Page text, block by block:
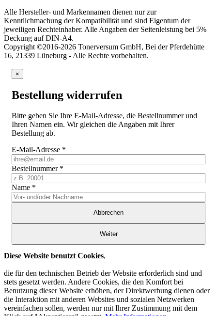
Alle Hersteller- und Markennamen dienen nur zur
Kenntlichmachung der Kompatibilität und sind Eigentum der
jeweiligen Rechteinhaber. Alle Angaben der Seitenleistung bei 5%
Deckung auf DIN-A4.
Copyright ©2016-2026 Tonerversum GmbH, Bei der Pferdehütte
16, 21339 Lüneburg - Alle Rechte vorbehalten.
×
Bestellung widerrufen
Bitte geben Sie Ihre E-Mail-Adresse, die Bestellnummer und
Ihren Namen ein. Wir gleichen die Angaben mit Ihrer
Bestellung ab.
E-Mail-Adresse *
Bestellnummer *
Name *
Abbrechen
Weiter
Diese Website benutzt Cookies,
die für den technischen Betrieb der Website erforderlich sind und
stets gesetzt werden. Andere Cookies, die den Komfort bei
Benutzung dieser Website erhöhen, der Direktwerbung dienen oder
die Interaktion mit anderen Websites und sozialen Netzwerken
vereinfachen sollen, werden nur mit Ihrer Zustimmung mit dem